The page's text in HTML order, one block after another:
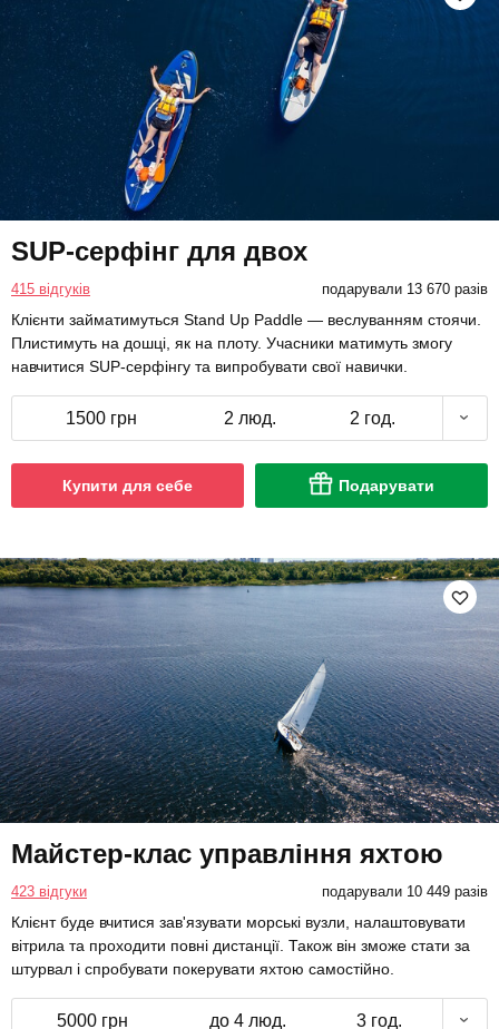
SUP-серфінг для двох
415 відгуків подарували 13 670 разів
Клієнти займатимуться Stand Up Paddle — веслуванням стоячи.
Плистимуть на дошці, як на плоту. Учасники матимуть змогу
навчитися SUP-серфінгу та випробувати свої навички.
1500 грн 2 люд. 2 год.
Купити для себе Подарувати
Майстер-клас управління яхтою
423 відгуки подарували 10 449 разів
Клієнт буде вчитися зав'язувати морські вузли, налаштовувати
вітрила та проходити повні дистанції. Також він зможе стати за
штурвал і спробувати покерувати яхтою самостійно.
5000 грн до 4 люд. 3 год.